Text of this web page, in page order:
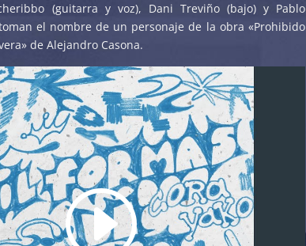
(guitarra y voz), Dani Treviño (bajo) y Pablo
el nombre de un personaje de la obra «Prohibido
de Alejandro Casona.